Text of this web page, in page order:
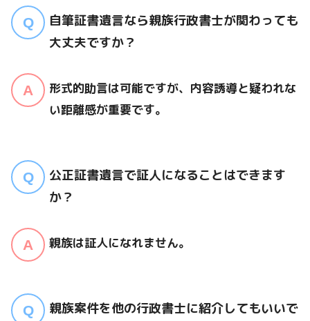
自筆証書遺言なら親族行政書士が関わっても
大丈夫ですか？
形式的助言は可能ですが、内容誘導と疑われな
い距離感が重要です。
公正証書遺言で証人になることはできます
か？
親族は証人になれません。
親族案件を他の行政書士に紹介してもいいで